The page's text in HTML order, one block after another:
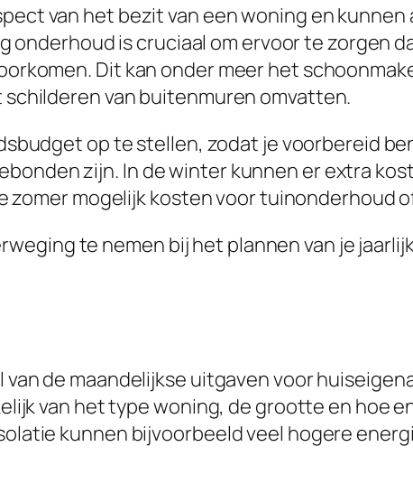
van het bezit van een woning en kunnen
onderhoud is cruciaal om ervoor te zorgen
Dit kan onder meer het
van buitenmuren omvatten.
op te stellen, zodat je voorbereid
zijn. In de winter kunnen er extra
zomer mogelijk kosten voor tuinonderhoud
te nemen bij het plannen van je
de maandelijkse uitgaven voor
van het type woning, de grootte en hoe
kunnen bijvoorbeeld veel hogere